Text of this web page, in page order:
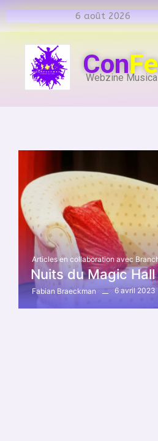
6 août 2026
Con
Webzine Musical
Articles en collaboration avec
Nuits du Magic
Fabian Braeckman 6 avril 2023